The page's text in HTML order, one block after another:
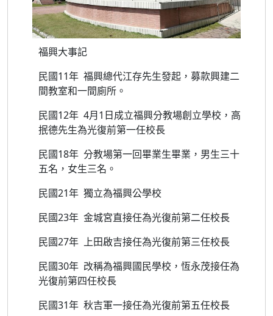
福興大事記
民國11年 福興總代江存先生發起，募款興建二
間教室和一間廁所。
民國12年 4月1日成立福興分教場創立學校，高
抿德先生為光復前第一任校長
民國18年 分教場第一回畢業生畢業，男生三十
五名，女生三名。
民國21年 獨立為福興公學校
民國23年 金城宮直接任為光復前第二任校長
民國27年 上田啟吉接任為光復前第三任校長
民國30年 改稱為福興國民學校，恆永茂接任為
光復前第四任校長
民國31年 秋吉軍一接任為光復前第五任校長